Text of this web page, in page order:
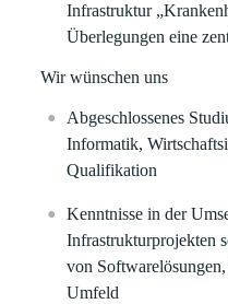
Infrastruktur
Überlegungen eine
Wir wünschen uns
Abgeschlossenes
Informatik,
Qualifikation
Kenntnisse in der
Infrastrukturprojekten
von
Umfeld